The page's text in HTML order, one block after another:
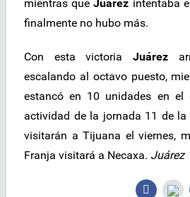
mientras queJuárez intentaba
finalmente no hubo más.
Con esta victoriaJuárez
escalando al octavo puesto,
estancó en 10 unidades en el
actividad de la jornada 11 de la
visitarán a Tijuana el viernes,
Franja visitará a Necaxa. Juárez